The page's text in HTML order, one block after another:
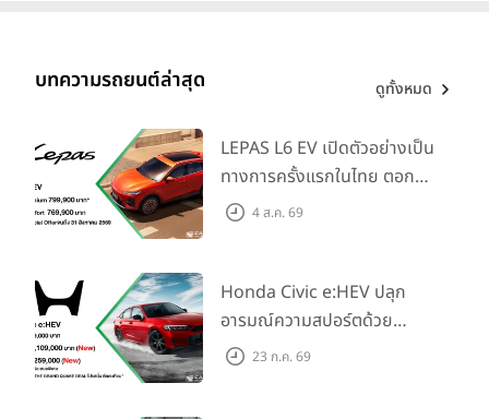
บทความรถยนต์ล่าสุด ดูทั้งหมด
LEPAS L6 EV เปิดตัวอย่างเป็น
ทางการครั้งแรกในไทย ตอกย้ำ
วิสัยทัศน์ “Drive Your
4 ส.ค. 69
Honda Civic e:HEV ปลุก
อารมณ์ความสปอร์ตด้วย
Honda S+ Shift ครั้งแรกใน
23 ก.ค. 69